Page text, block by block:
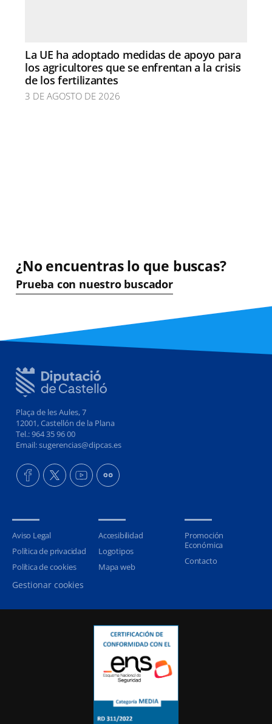
La UE ha adoptado medidas de apoyo para
los agricultores que se enfrentan a la crisis
de los fertilizantes
3 DE AGOSTO DE 2026
¿No encuentras lo que buscas?
Prueba con nuestro buscador
Plaça de les Aules, 7
12001, Castellón de la Plana
Tel.: 964 35 96 00
Email: sugerencias@dipcas.es
Aviso Legal
Política de privacidad
Política de cookies
Gestionar cookies
Accesibilidad
Logotipos
Mapa web
Promoción
Económica
Contacto